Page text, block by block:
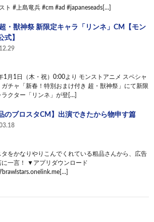
ト #上島竜兵 #cm #ad #japaneseads[…]
・獣神祭 新限定キャラ「リンネ」CM【モン
式】
1月1日（木・祝）0:00より モンストアニメ スペシャ
ガチャ「新春！特別おまけ付き 超・獣神祭」にて新限
ラクター「リンネ」が登[…]
のブロスタCM】出演できたから物申す篇
タをかなりやりこんでくれている粗品さんから、広告
に一言！ ▼アプリダウンロード
brawlstars.onelink.me[…]